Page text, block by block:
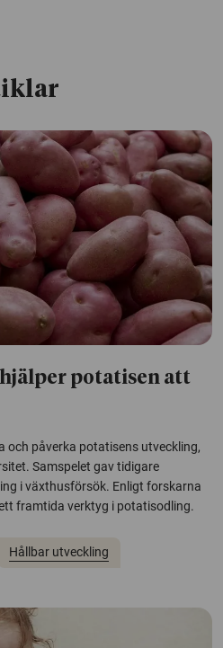
potatisen att
och påverka potatisens utveckling,
Samspelet gav tidigare
i växthusförsök. Enligt forskarna
framtida verktyg i potatisodling.
Hållbar utveckling